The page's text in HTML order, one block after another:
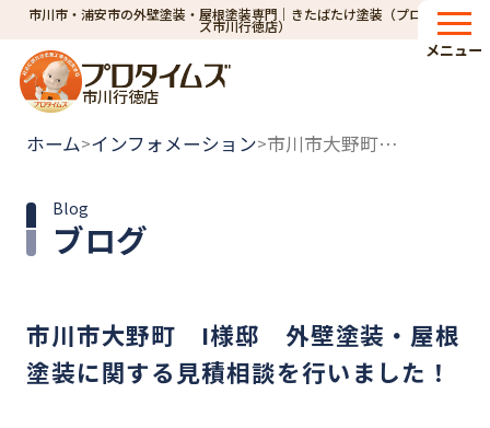
市川市・浦安市の外壁塗装・屋根塗装専門｜きたばたけ塗装（プロタイム
ズ市川行徳店）
市川行徳店
メニュー
ホーム>インフォメーション> 市川市大野町 I様邸 外壁塗装・屋根塗装に関する見積相談を行いました！
ブログ
Blog
市川市大野町 I様邸 外壁塗装・屋根
塗装に関する見積相談を行いました！